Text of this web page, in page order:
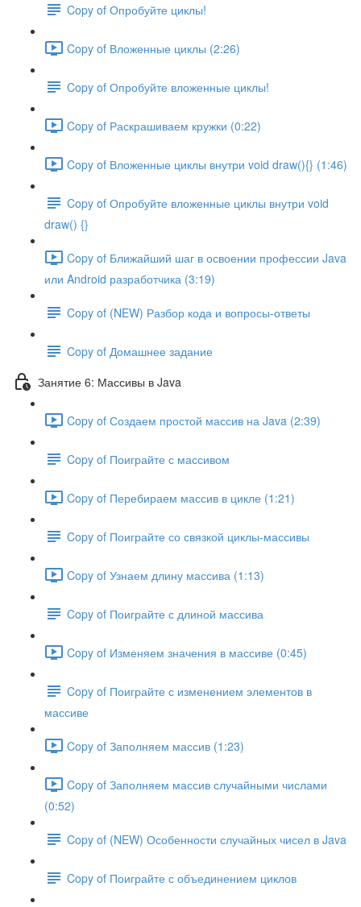
Copy of Опробуйте циклы!
Copy of Вложенные циклы (2:26)
Copy of Опробуйте вложенные циклы!
Copy of Раскрашиваем кружки (0:22)
Copy of Вложенные циклы внутри void draw(){} (1:46)
Copy of Опробуйте вложенные циклы внутри void
draw() {}
Copy of Ближайший шаг в освоении профессии Java
или Android разработчика (3:19)
Copy of (NEW) Разбор кода и вопросы-ответы
Copy of Домашнее задание
Занятие 6: Массивы в Java
Copy of Создаем простой массив на Java (2:39)
Copy of Поиграйте с массивом
Copy of Перебираем массив в цикле (1:21)
Copy of Поиграйте со связкой циклы-массивы
Copy of Узнаем длину массива (1:13)
Copy of Поиграйте с длиной массива
Copy of Изменяем значения в массиве (0:45)
Copy of Поиграйте с изменением элементов в
массиве
Copy of Заполняем массив (1:23)
Copy of Заполняем массив случайными числами
(0:52)
Copy of (NEW) Особенности случайных чисел в Java
Copy of Поиграйте с объединением циклов